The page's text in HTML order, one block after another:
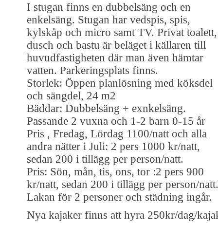
I stugan finns en dubbelsäng och en
enkelsäng. Stugan har vedspis, spis,
kylskåp och micro samt TV. Privat toalett,
dusch och bastu är beläget i källaren till
huvudfastigheten där man även hämtar
vatten. Parkeringsplats finns.
Storlek: Öppen planlösning med köksdel
och sängdel, 24 m2
Bäddar: Dubbelsäng + exnkelsäng.
Passande 2 vuxna och 1-2 barn 0-15 år
Pris , Fredag, Lördag 1100/natt och alla
andra nätter i Juli: 2 pers 1000 kr/natt,
sedan 200 i tillägg per person/natt.
Pris: Sön, mån, tis, ons, tor :2 pers 900
kr/natt, sedan 200 i tillägg per person/natt.
Lakan för 2 personer och städning ingår.
Nya kajaker finns att hyra 250kr/dag/